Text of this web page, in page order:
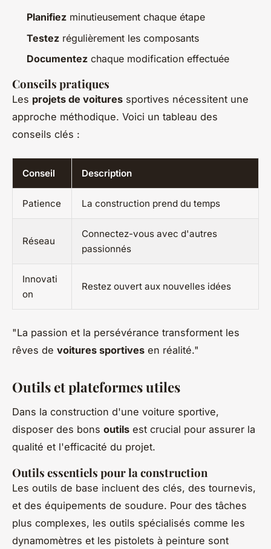
Planifiez minutieusement chaque étape
Testez régulièrement les composants
Documentez chaque modification effectuée
Conseils pratiques
Les projets de voitures sportives nécessitent une
approche méthodique. Voici un tableau des
conseils clés :
Conseil Description
Patience La construction prend du temps
Réseau
Connectez-vous avec d'autres
passionnés
Innovati
on
Restez ouvert aux nouvelles idées
"La passion et la persévérance transforment les
rêves de voitures sportives en réalité."
Outils et plateformes utiles
Dans la construction d'une voiture sportive,
disposer des bons outils est crucial pour assurer la
qualité et l'efficacité du projet.
Outils essentiels pour la construction
Les outils de base incluent des clés, des tournevis,
et des équipements de soudure. Pour des tâches
plus complexes, les outils spécialisés comme les
dynamomètres et les pistolets à peinture sont